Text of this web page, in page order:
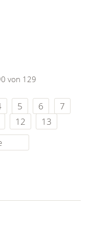
von 129
5 6
7
12
13